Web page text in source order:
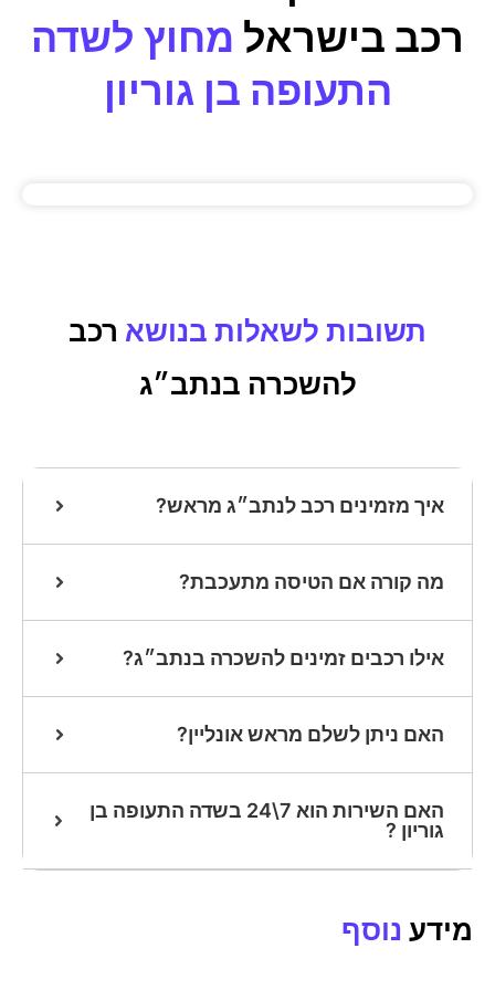
רכב בישראל מחוץ לשדה
התעופה בן גוריון
תשובות לשאלות בנושא רכב
להשכרה בנתב״ג
איך מזמינים רכב לנתב״ג מראש?
מה קורה אם הטיסה מתעכבת?
אילו רכבים זמינים להשכרה בנתב״ג?
האם ניתן לשלם מראש אונליין?
האם השירות הוא 7\24 בשדה התעופה בן
גוריון ?
מידע נוסף